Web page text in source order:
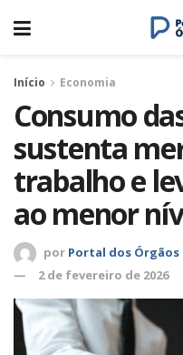
Início Economia
Consumo
sustenta
trabalho e
ao menor
por Portal dos Órgãos
2 de fevereiro de 2026